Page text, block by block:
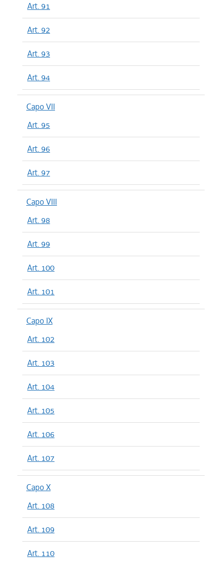
Art. 91
Art. 92
Art. 93
Art. 94
Capo VII
Art. 95
Art. 96
Art. 97
Capo VIII
Art. 98
Art. 99
Art. 100
Art. 101
Capo IX
Art. 102
Art. 103
Art. 104
Art. 105
Art. 106
Art. 107
Capo X
Art. 108
Art. 109
Art. 110